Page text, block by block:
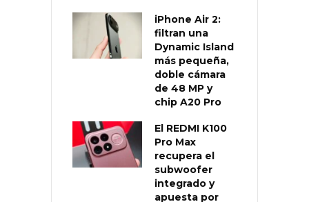
iPhone Air 2:
filtran una
Dynamic Island
más pequeña,
doble cámara
de 48 MP y
chip A20 Pro
El REDMI K100
Pro Max
recupera el
subwoofer
integrado y
apuesta por